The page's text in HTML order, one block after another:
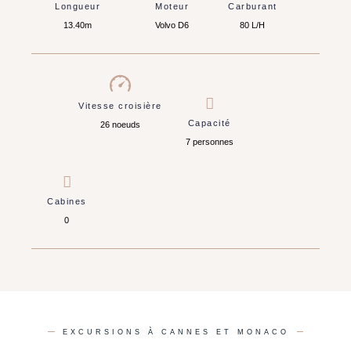
Longueur
13.40m
Moteur
Volvo D6
Carburant
80 L/H
Vitesse croisière
26 noeuds
Capacité
7 personnes
Cabines
0
EXCURSIONS À CANNES ET MONACO